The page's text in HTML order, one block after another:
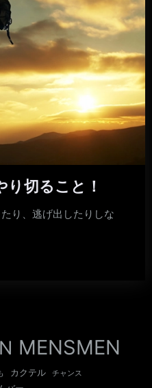
切ること！
り、逃げ出したりしな
MENSMEN
カクテル チャンス